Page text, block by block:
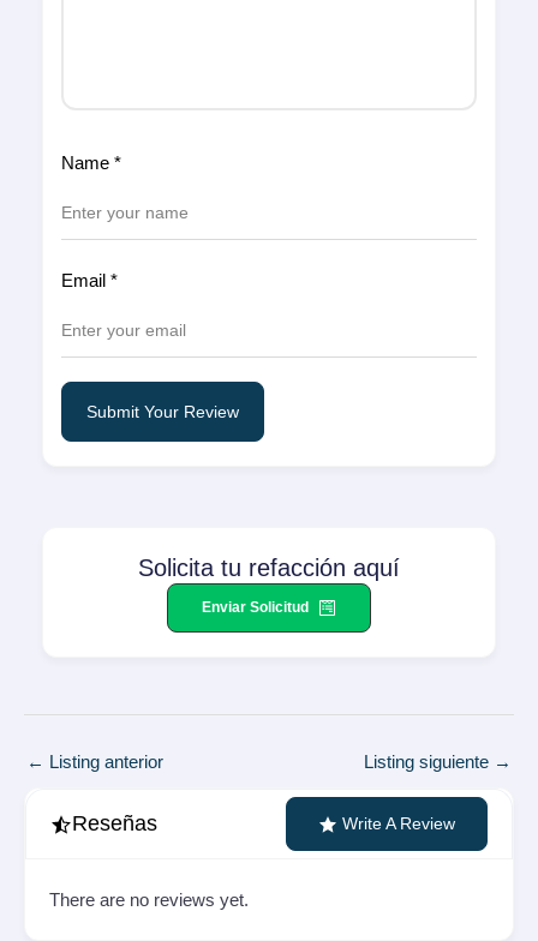
Name *
Email *
Submit Your Review
Solicita tu refacción aquí
Enviar Solicitud
Navegación
entradas
← Listing anterior Listing siguiente →
Reseñas Write A Review
There are no reviews yet.